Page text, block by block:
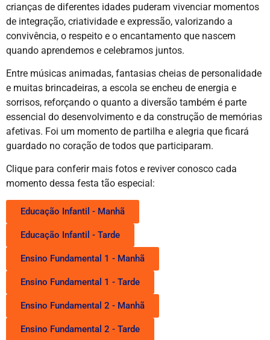
crianças de diferentes idades puderam vivenciar momentos
de integração, criatividade e expressão, valorizando a
convivência, o respeito e o encantamento que nascem
quando aprendemos e celebramos juntos.
Entre músicas animadas, fantasias cheias de personalidade
e muitas brincadeiras, a escola se encheu de energia e
sorrisos, reforçando o quanto a diversão também é parte
essencial do desenvolvimento e da construção de memórias
afetivas. Foi um momento de partilha e alegria que ficará
guardado no coração de todos que participaram.
Clique para conferir mais fotos e reviver conosco cada
momento dessa festa tão especial:
Educação Infantil - Manhã
Educação Infantil - Tarde
Ensino Fundamental 1 - Manhã
Ensino Fundamental 1 - Tarde
Ensino Fundamental 2 - Manhã
Ensino Fundamental 2 - Tarde